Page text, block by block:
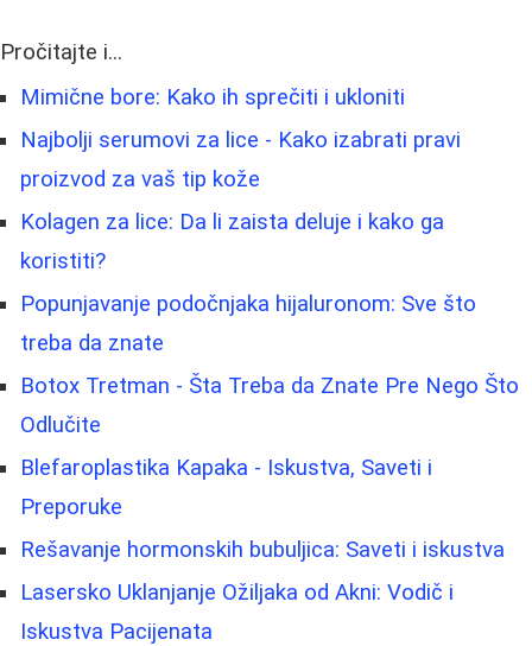
Pročitajte i...
Mimične bore: Kako ih sprečiti i ukloniti
Najbolji serumovi za lice - Kako izabrati pravi
proizvod za vaš tip kože
Kolagen za lice: Da li zaista deluje i kako ga
koristiti?
Popunjavanje podočnjaka hijaluronom: Sve što
treba da znate
Botox Tretman - Šta Treba da Znate Pre Nego Što
Odlučite
Blefaroplastika Kapaka - Iskustva, Saveti i
Preporuke
Rešavanje hormonskih bubuljica: Saveti i iskustva
Lasersko Uklanjanje Ožiljaka od Akni: Vodič i
Iskustva Pacijenata